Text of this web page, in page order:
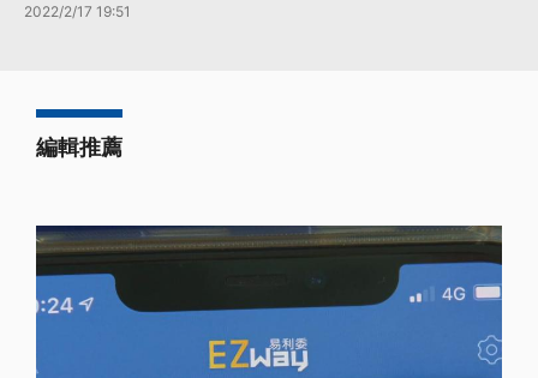
2022/2/17 19:51
編輯推薦